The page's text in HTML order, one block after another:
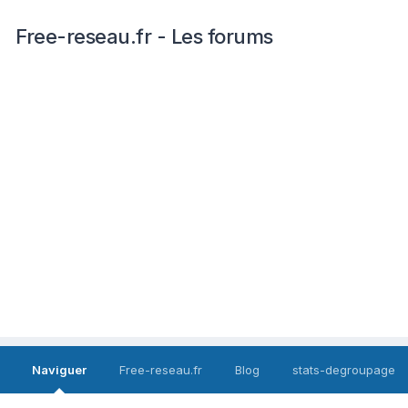
Free-reseau.fr - Les forums
Naviguer Free-reseau.fr Blog stats-degroupage